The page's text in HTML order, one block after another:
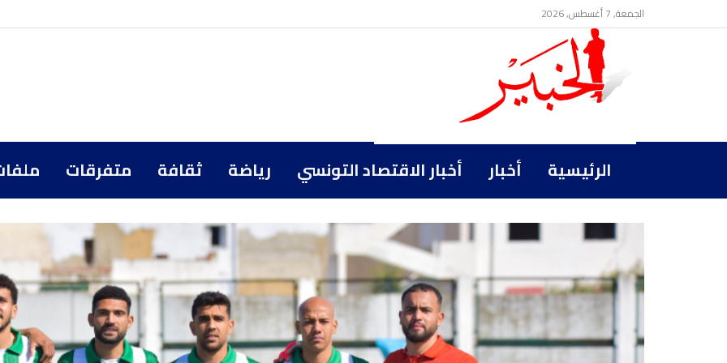
الجمعة, 7 أغسطس, 2026
الرئيسية أخبار أخبار الاقتصاد التونسي رياضة ثقافة متفرقات